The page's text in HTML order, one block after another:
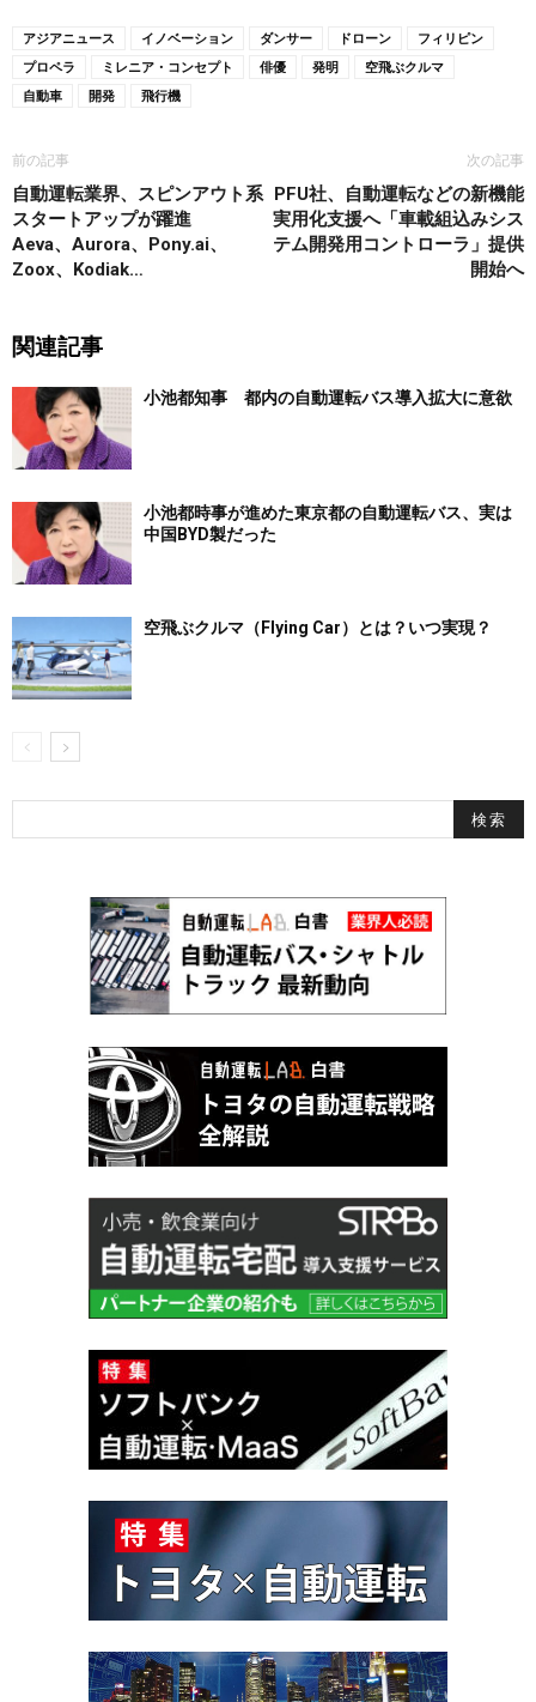
アジアニュース イノベーション ダンサー ドローン
フィリピン
プロペラ
ミレニア・コンセプト 俳優 発明
空飛ぶクルマ
自動車
開発 飛行機
前の記事
自動運転業界、スピンアウト系
スタートアップが躍進
Aeva、Aurora、Pony.ai、
Zoox、Kodiak…
次の記事
PFU社、自動運転などの新機能
実用化支援へ「車載組込みシス
テム開発用コントローラ」提供
開始へ
関連記事
小池都知事 都内の自動運転バス導入拡大に意欲
小池都時事が進めた東京都の自動運転バス、実は
中国BYD製だった
空飛ぶクルマ（Flying Car）とは？いつ実現？